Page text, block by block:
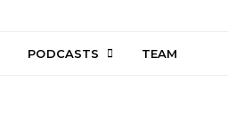
PODCASTS TEAM